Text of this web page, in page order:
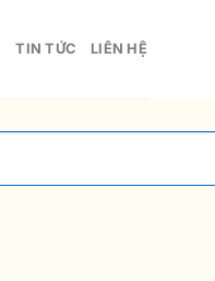
TIN TỨC LIÊN HỆ